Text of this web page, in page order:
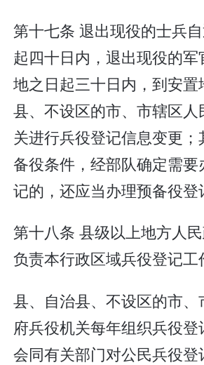
第十七条 退出现役的士兵
起四十日内，退出现役的
地之日起三十日内，到安置
县、不设区的市、市辖区
关进行兵役登记信息变更
备役条件，经部队确定需要
记的，还应当办理预备役登
第十八条 县级以上地方人
负责本行政区域兵役登记工
县、自治县、不设区的市、
府兵役机关每年组织兵役登
会同有关部门对公民兵役登